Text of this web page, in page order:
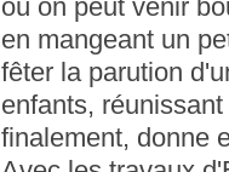
où on peut venir
en mangeant un
fêter la parution
enfants,
finalement, donne